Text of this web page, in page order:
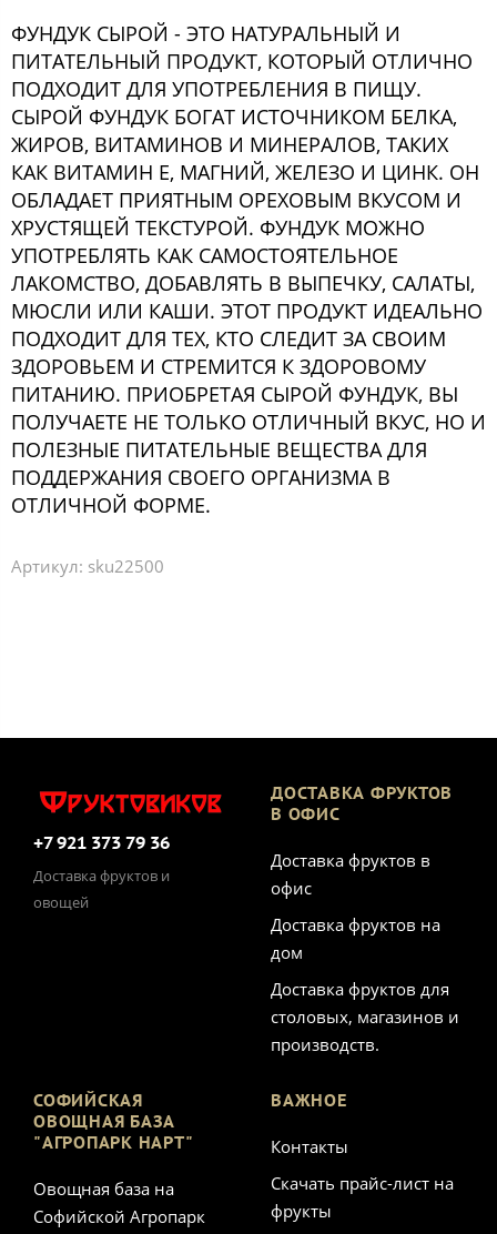
ФУНДУК СЫРОЙ - ЭТО НАТУРАЛЬНЫЙ И
ПИТАТЕЛЬНЫЙ ПРОДУКТ, КОТОРЫЙ ОТЛИЧНО
ПОДХОДИТ ДЛЯ УПОТРЕБЛЕНИЯ В ПИЩУ.
СЫРОЙ ФУНДУК БОГАТ ИСТОЧНИКОМ БЕЛКА,
ЖИРОВ, ВИТАМИНОВ И МИНЕРАЛОВ, ТАКИХ
КАК ВИТАМИН Е, МАГНИЙ, ЖЕЛЕЗО И ЦИНК. ОН
ОБЛАДАЕТ ПРИЯТНЫМ ОРЕХОВЫМ ВКУСОМ И
ХРУСТЯЩЕЙ ТЕКСТУРОЙ. ФУНДУК МОЖНО
УПОТРЕБЛЯТЬ КАК САМОСТОЯТЕЛЬНОЕ
ЛАКОМСТВО, ДОБАВЛЯТЬ В ВЫПЕЧКУ, САЛАТЫ,
МЮСЛИ ИЛИ КАШИ. ЭТОТ ПРОДУКТ ИДЕАЛЬНО
ПОДХОДИТ ДЛЯ ТЕХ, КТО СЛЕДИТ ЗА СВОИМ
ЗДОРОВЬЕМ И СТРЕМИТСЯ К ЗДОРОВОМУ
ПИТАНИЮ. ПРИОБРЕТАЯ СЫРОЙ ФУНДУК, ВЫ
ПОЛУЧАЕТЕ НЕ ТОЛЬКО ОТЛИЧНЫЙ ВКУС, НО И
ПОЛЕЗНЫЕ ПИТАТЕЛЬНЫЕ ВЕЩЕСТВА ДЛЯ
ПОДДЕРЖАНИЯ СВОЕГО ОРГАНИЗМА В
ОТЛИЧНОЙ ФОРМЕ.
Артикул: sku22500
+7 921 373 79 36
Доставка фруктов и
овощей
ДОСТАВКА ФРУКТОВ
В ОФИС
Доставка фруктов в
офис
Доставка фруктов на
дом
Доставка фруктов для
столовых, магазинов и
производств.
СОФИЙСКАЯ
ОВОЩНАЯ БАЗА
"АГРОПАРК НАРТ"
Овощная база на
Софийской Агропарк
ВАЖНОЕ
Контакты
Скачать прайс-лист на
фрукты